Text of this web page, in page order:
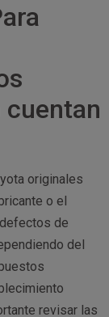
cuentan
originales
o el
de
del
revisar las